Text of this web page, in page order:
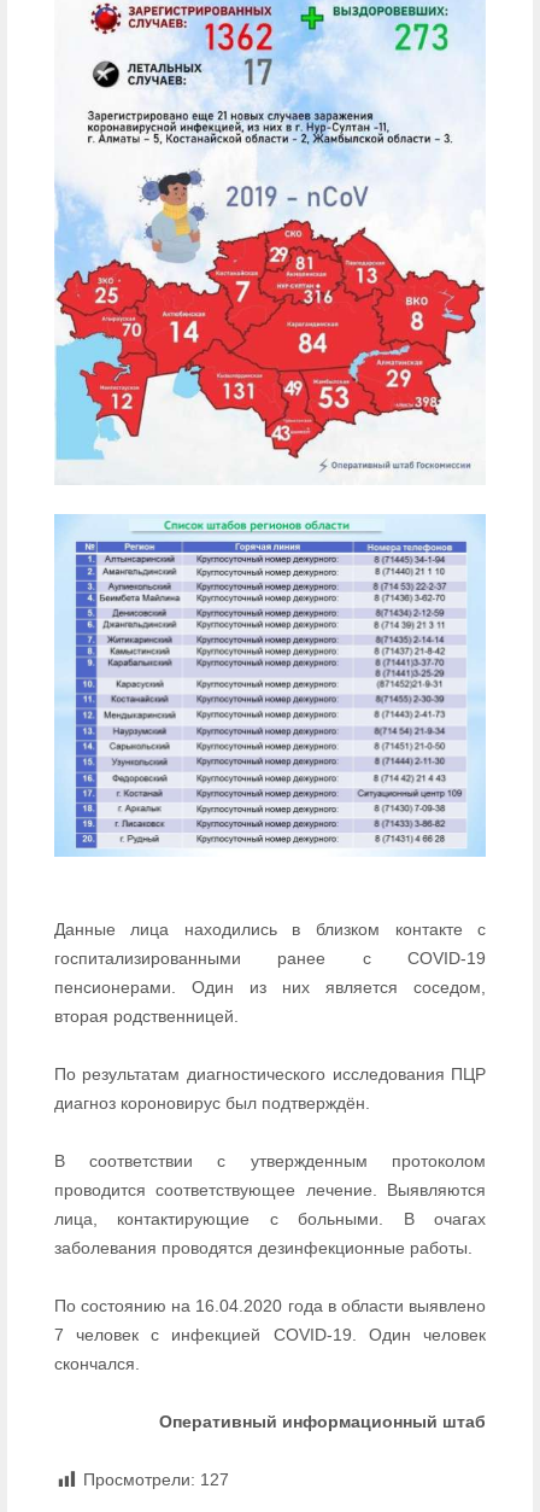
Данные лица находились в близком контакте с
госпитализированными ранее с COVID-19
пенсионерами. Один из них является соседом,
вторая родственницей.
По результатам диагностического исследования ПЦР
диагноз короновирус был подтверждён.
В соответствии с утвержденным протоколом
проводится соответствующее лечение. Выявляются
лица, контактирующие с больными. В очагах
заболевания проводятся дезинфекционные работы.
По состоянию на 16.04.2020 года в области выявлено
7 человек с инфекцией COVID-19. Один человек
скончался.
Оперативный информационный штаб
Просмотрели: 127